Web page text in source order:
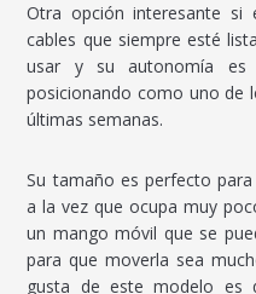
Otra opción interesante si
cables que siempre esté
usar y su autonomía
posicionando como uno de
últimas semanas.
Su tamaño es perfecto
a la vez que ocupa muy
un mango móvil que se
para que moverla sea
gusta de este modelo es